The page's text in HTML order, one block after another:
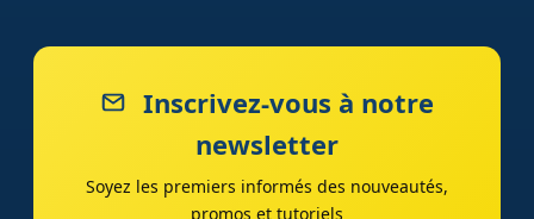
Inscrivez-vous à notre
newsletter
Soyez les premiers informés des nouveautés,
promos et tutoriels